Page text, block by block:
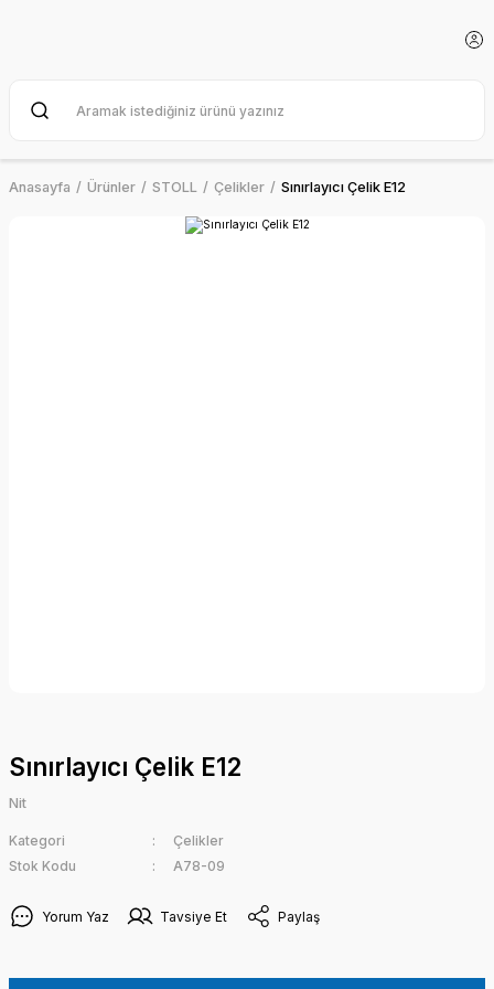
Anasayfa Ürünler STOLL Çelikler Sınırlayıcı Çelik E12
Sınırlayıcı Çelik E12
Nit
Kategori
Çelikler
Stok Kodu
A78-09
Yorum Yaz Tavsiye Et Paylaş